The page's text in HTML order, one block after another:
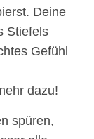
Deine
Stiefels
Gefühl
dazu!
spüren,